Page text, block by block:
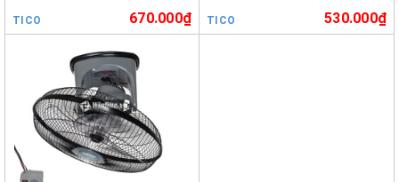
TICO 670.000₫ TICO 530.000₫